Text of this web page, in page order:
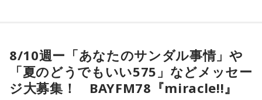
ると思うんですけど、温かくこの子を迎えて、いい町内会に
していただければ」
か、インフレ抑制策を実行するか。私なら後者を優先する」
と話したといいます。自民党内では、トランプ政権が積極財
政の修正を求めるシナリオを警戒する声が上がりました。閣
8/10週ー「あなたのサンダル事情」や
「夏のどうでもいい575」などメッセー
ジ大募集！ BAYFM78『miracle!!』